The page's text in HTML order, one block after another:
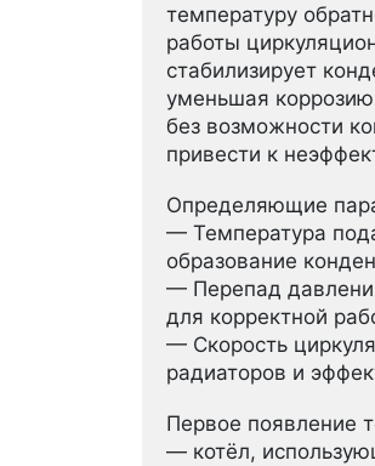
температуру
работы
стабилизирует
уменьшая
без возможности
привести к
Определяющие
— Температура
образование
— Перепад
для корректной
— Скорость
радиаторов и
Первое появление
— котёл,